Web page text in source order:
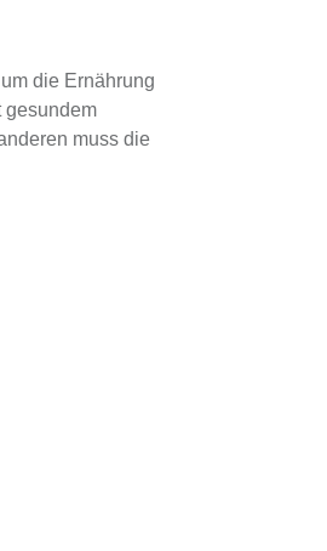
die Ernährung
gesundem
muss die